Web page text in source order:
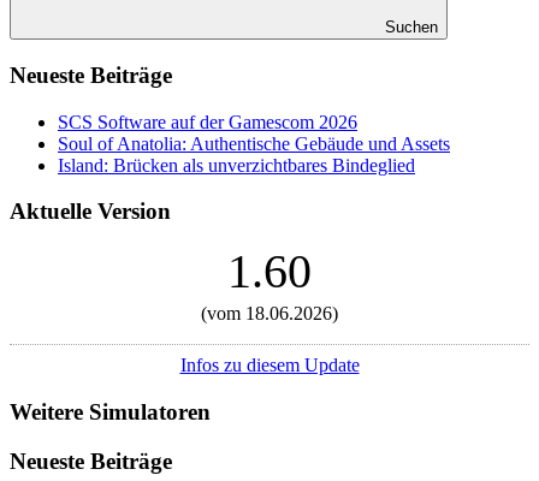
Suchen
Neueste Beiträge
SCS Software auf der Gamescom 2026
Soul of Anatolia: Authentische Gebäude und Assets
Island: Brücken als unverzichtbares Bindeglied
Aktuelle Version
1.60
(vom 18.06.2026)
Infos zu diesem Update
Weitere Simulatoren
Neueste Beiträge